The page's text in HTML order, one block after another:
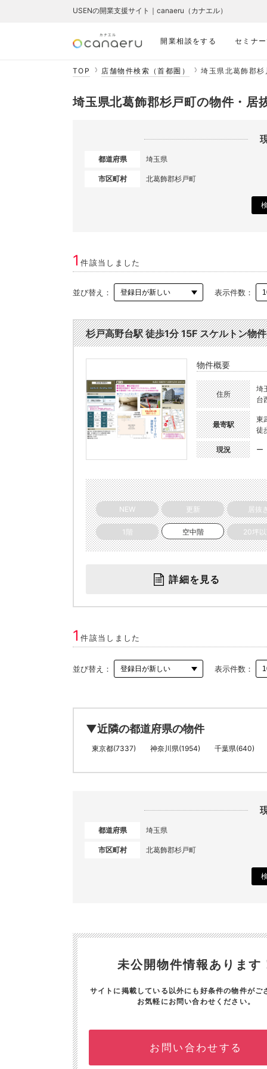
開業相談をする セミナ
USENの開業支援サイト｜canaeru（カナエル）
TOP 店舗物件検索（首都圏） 埼玉県北葛飾郡
埼玉県北葛飾郡杉戸町の物件・居
都道府県 埼玉県
市区町村 北葛飾郡杉戸町
1件該当しました
並び替え： 表示件数：
杉戸高野台駅 徒歩1分 15F スケルトン物
物件概要
住所
埼
台
最寄駅
東
徒
現況 ー
NEW 更新 居抜
1階 空中階 20坪
詳細を見る
1件該当しました
並び替え： 表示件数：
▼近隣の都道府県の物件
東京都(7337) 神奈川県(1954) 千葉県(640)
都道府県 埼玉県
市区町村 北葛飾郡杉戸町
未公開物件情報あります
サイトに掲載している以外にも好条件の物件がご
お気軽にお問い合わせください。
お問い合わせする